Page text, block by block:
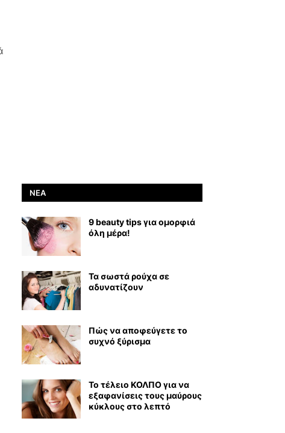
ΝΈΑ
9 beauty tips για ομορφιά
όλη μέρα!
Τα σωστά ρούχα σε
αδυνατίζουν
Πώς να αποφεύγετε το
συχνό ξύρισμα
Το τέλειο ΚΟΛΠΟ για να
εξαφανίσεις τους μαύρους
κύκλους στο λεπτό